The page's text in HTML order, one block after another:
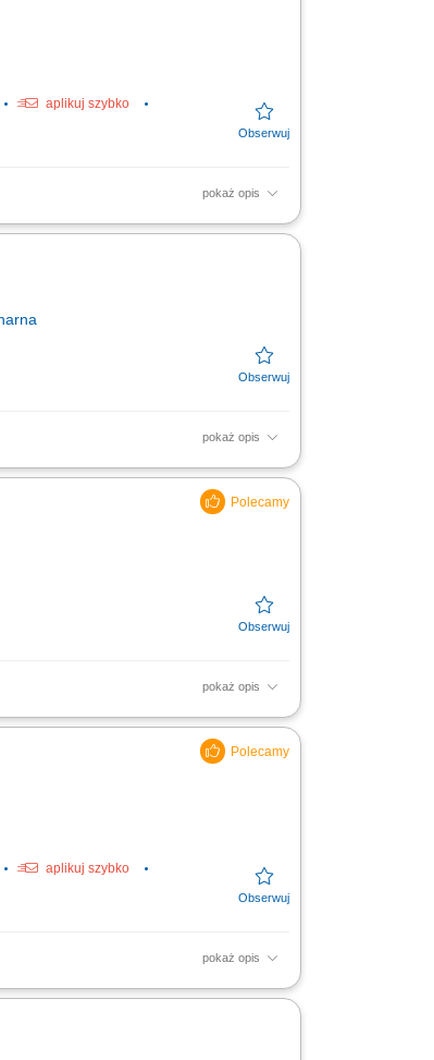
aplikuj szybko
pokaż opis
krojenie warzyw, owoców i
pokaż opis
śniadań, obiadów i
pokaż opis
i samodzielnej, która
aplikuj szybko
pokaż opis
na stanowisku